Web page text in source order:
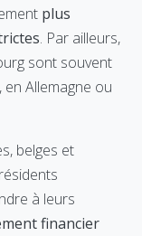
plus
. Par ailleurs,
sont souvent
Allemagne ou
belges et
à leurs
financier